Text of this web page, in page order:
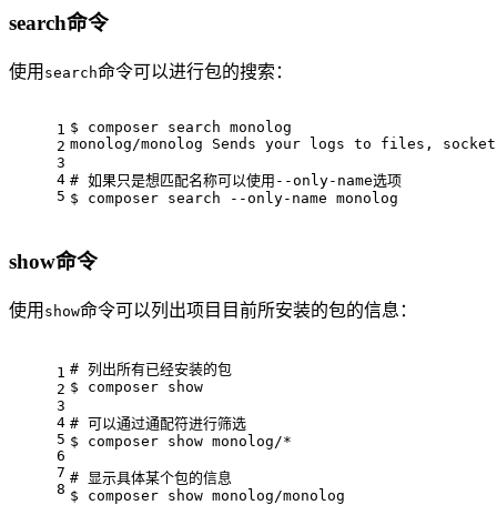
search命令
使用 search命令可以进行包的搜索：
1
2
3
4
5
$ composer search monolog
monolog/monolog Sends your logs to files ,
# 如果只是想匹配名称可以使用--only-name选项
$ composer search --only-name monolog
show命令
使用 show命令可以列出项目目前所安装的包的信息：
1
2
3
4
5
6
7
8
# 列出所有已经安装的包
$ composer show
# 可以通过通配符进行筛选
$ composer show monolog/*
# 显示具体某个包的信息
$ composer show monolog/monolog